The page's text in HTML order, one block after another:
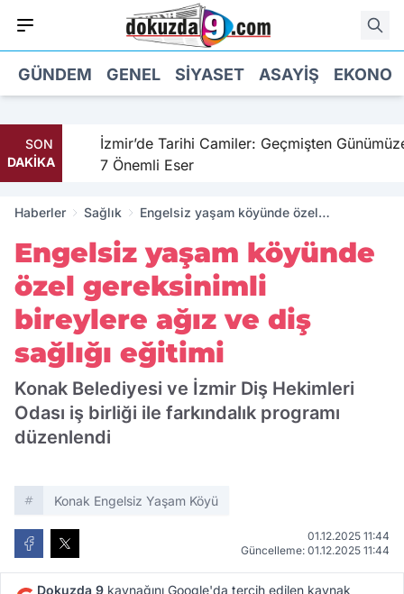
GÜNDEM GENEL SIYASET ASAYIŞ
SON
DAKİKA
İzmir’de Tarihi Camiler: Geçmişten Günümüze
7 Önemli Eser
Haberler Sağlık
Engelsiz yaşam köyünde özel
eğitimi
Engelsiz yaşam köyünde
özel gereksinimli
bireylere ağız ve diş
sağlığı eğitimi
Konak Belediyesi ve İzmir Diş Hekimleri
Odası iş birliği ile farkındalık programı
düzenlendi
Konak Engelsiz Yaşam Köyü
01.12.2025 11:44
Güncelleme: 01.12.2025 11:44
Dokuzda 9 kaynağını Google'da tercih edilen kaynak